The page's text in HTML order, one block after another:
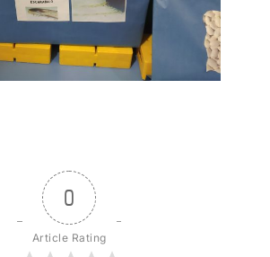
0
Article Rating